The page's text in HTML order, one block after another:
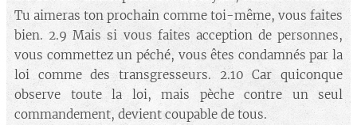
Tu aimeras ton prochain comme toi-même, vous faites
bien. 2.9 Mais si vous faites acception de personnes,
vous commettez un péché, vous êtes condamnés par la
loi comme des transgresseurs. 2.10 Car quiconque
observe toute la loi, mais pèche contre un seul
commandement, devient coupable de tous.